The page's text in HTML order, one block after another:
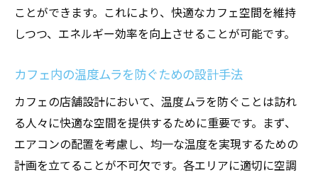
ことができます。これにより、快適なカフェ空間を維持
しつつ、エネルギー効率を向上させることが可能です。
カフェ内の温度ムラを防ぐための設計手法
カフェの店舗設計において、温度ムラを防ぐことは訪れ
る人々に快適な空間を提供するために重要です。まず、
エアコンの配置を考慮し、均一な温度を実現するための
計画を立てることが不可欠です。各エリアに適切に空調